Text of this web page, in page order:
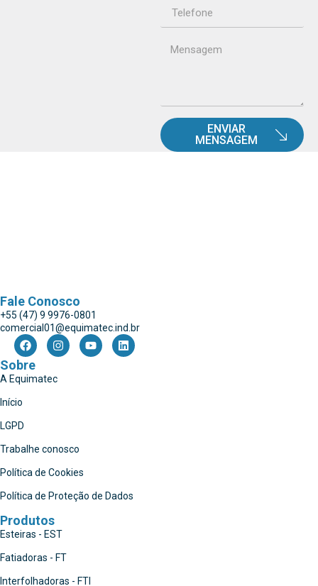
ENVIAR
MENSAGEM
Fale Conosco
+55 (47) 9 9976-0801
comercial01@equimatec.ind.br
Sobre
A Equimatec
Início
LGPD
Trabalhe conosco
Política de Cookies
Política de Proteção de Dados
Produtos
Esteiras - EST
Fatiadoras - FT
Interfolhadoras - FTI